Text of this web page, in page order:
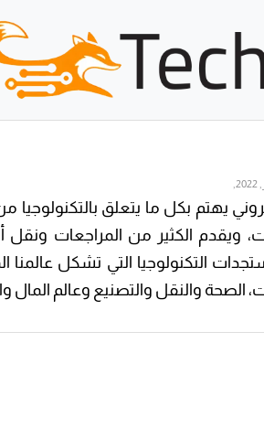
يهتم بكل ما يتعلق
ويقدم الكثير من المراجعات ونقل
التكنولوجيا التي تشكل عالمنا
الصحة والنقل والتصنيع وعالم المال